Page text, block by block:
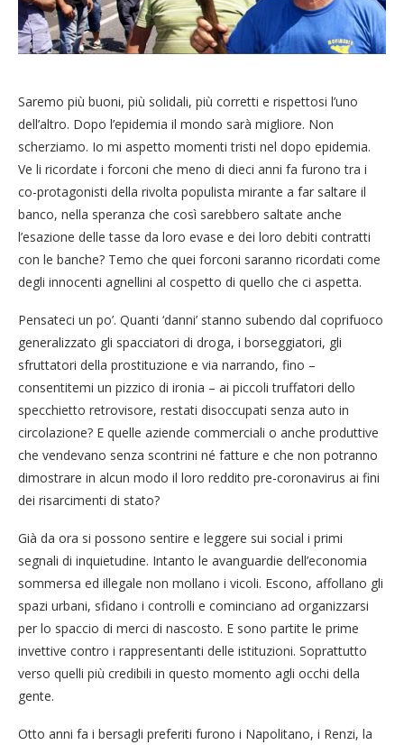
Saremo più buoni, più solidali, più corretti e rispettosi l’uno
dell’altro. Dopo l’epidemia il mondo sarà migliore. Non
scherziamo. Io mi aspetto momenti tristi nel dopo epidemia.
Ve li ricordate i forconi che meno di dieci anni fa furono tra i
co-protagonisti della rivolta populista mirante a far saltare il
banco, nella speranza che così sarebbero saltate anche
l’esazione delle tasse da loro evase e dei loro debiti contratti
con le banche? Temo che quei forconi saranno ricordati come
degli innocenti agnellini al cospetto di quello che ci aspetta.
Pensateci un po’. Quanti ‘danni’ stanno subendo dal coprifuoco
generalizzato gli spacciatori di droga, i borseggiatori, gli
sfruttatori della prostituzione e via narrando, fino –
consentitemi un pizzico di ironia – ai piccoli truffatori dello
specchietto retrovisore, restati disoccupati senza auto in
circolazione? E quelle aziende commerciali o anche produttive
che vendevano senza scontrini né fatture e che non potranno
dimostrare in alcun modo il loro reddito pre-coronavirus ai fini
dei risarcimenti di stato?
Già da ora si possono sentire e leggere sui social i primi
segnali di inquietudine. Intanto le avanguardie dell’economia
sommersa ed illegale non mollano i vicoli. Escono, affollano gli
spazi urbani, sfidano i controlli e cominciano ad organizzarsi
per lo spaccio di merci di nascosto. E sono partite le prime
invettive contro i rappresentanti delle istituzioni. Soprattutto
verso quelli più credibili in questo momento agli occhi della
gente.
Otto anni fa i bersagli preferiti furono i Napolitano, i Renzi, la